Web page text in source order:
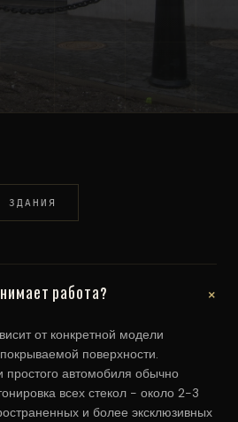
ЗДАНИЯ
работа? +
от конкретной модели
поверхности.
простого автомобиля обычно
всех стекол - около 2-3
и более эксклюзивных